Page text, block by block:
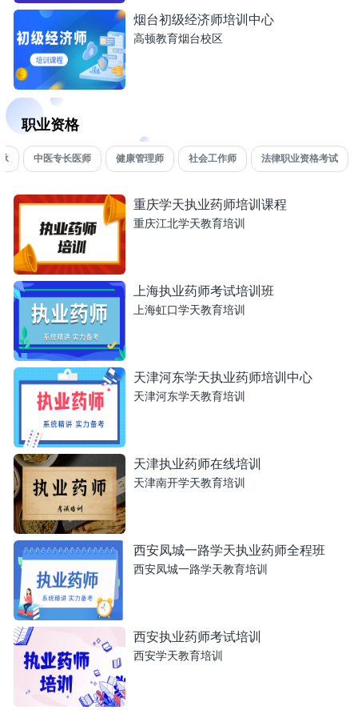
烟台初级经济师培训中心
高顿教育烟台校区
职业资格
中医专长医师 健康管理师 社会工作师 法律职业资格考试
重庆学天执业药师培训课程
重庆江北学天教育培训
上海执业药师考试培训班
上海虹口学天教育培训
天津河东学天执业药师培训中心
天津河东学天教育培训
天津执业药师在线培训
天津南开学天教育培训
西安凤城一路学天执业药师全程班
西安凤城一路学天教育培训
西安执业药师考试培训
西安学天教育培训